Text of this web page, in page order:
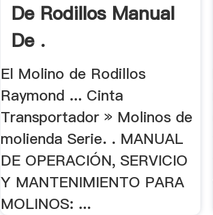
De Rodillos Manual
De .
El Molino de Rodillos
Raymond ... Cinta
Transportador » Molinos de
molienda Serie. . MANUAL
DE OPERACIÓN, SERVICIO
Y MANTENIMIENTO PARA
MOLINOS: ...